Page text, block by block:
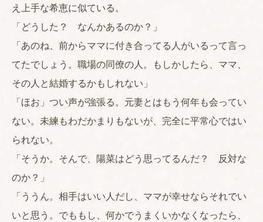
え上手な希恵に似ている。
「どうした？ なんかあるのか？」
「あのね、前からママに付き合ってる人がいるって言っ
てたでしょう。職場の同僚の人。もしかしたら、ママ、
その人と結婚するかもしれない」
「ほお」つい声が強張る。元妻とはもう何年も会ってい
ない。未練もわだかまりもないが、完全に平常心ではい
られない。
「そうか。そんで、陽菜はどう思ってるんだ？ 反対な
のか？」
「ううん。相手はいい人だし、ママが幸せならそれでい
いと思う。でももし、何かでうまくいかなくなったら、